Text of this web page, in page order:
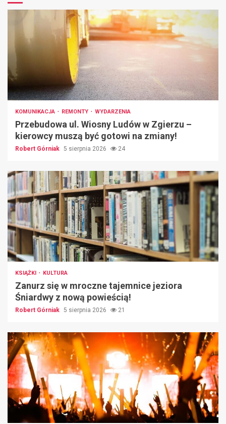
KOMUNIKACJA REMONTY WYDARZENIA
Przebudowa ul. Wiosny Ludów w Zgierzu –
kierowcy muszą być gotowi na zmiany!
Robert Górniak 5 sierpnia 2026 24
KSIĄŻKI KULTURA
Zanurz się w mroczne tajemnice jeziora
Śniardwy z nową powieścią!
Robert Górniak 5 sierpnia 2026 21